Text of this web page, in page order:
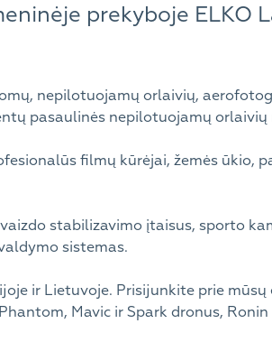
prekyboje ELKO
nepilotuojamų orlaivių,
pasaulinės nepilotuojamų orlaivių
filmų kūrėjai, žemės ūkio,
stabilizavimo įtaisus, sporto
sistemas.
ir Lietuvoje. Prisijunkite prie
Mavic ir Spark dronus,